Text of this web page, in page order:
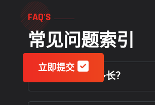
立即提交
FAQ'S
常见问题索引
赛事策划周期多长？